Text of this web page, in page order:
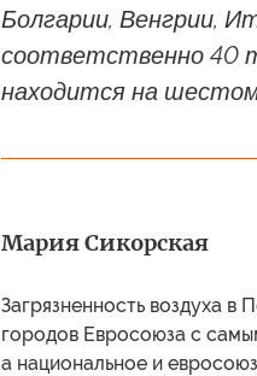
Болгарии, Венгрии,
соответственно 40
находится на
Мария Сикорская
Загрязненность воздуха
городов Евросоюза с
а национальное и